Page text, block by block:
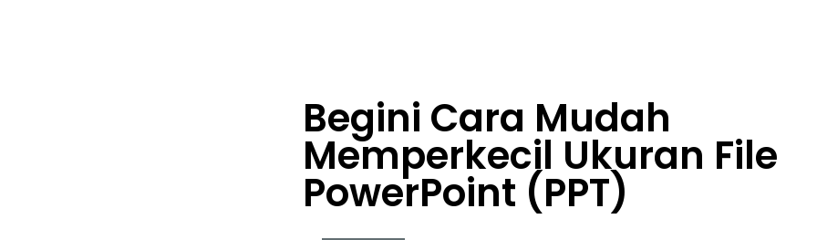
Begini Cara Mudah
Memperkecil Ukuran File
PowerPoint (PPT)